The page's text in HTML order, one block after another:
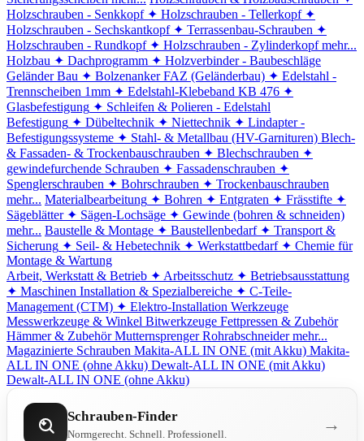
Holzschrauben - Senkkopf ✦ Holzschrauben - Tellerkopf ✦
Holzschrauben - Sechskantkopf ✦ Terrassenbau-Schrauben ✦
Holzschrauben - Rundkopf ✦ Holzschrauben - Zylinderkopf mehr...
Holzbau ✦ Dachprogramm ✦ Holzverbinder - Baubeschläge
Geländer Bau ✦ Bolzenanker FAZ (Geländerbau) ✦ Edelstahl -
Trennscheiben 1mm ✦ Edelstahl-Klebeband KB 476 ✦
Glasbefestigung ✦ Schleifen & Polieren - Edelstahl
Befestigung ✦ Dübeltechnik ✦ Niettechnik ✦ Lindapter -
Befestigungssysteme ✦ Stahl- & Metallbau (HV-Garnituren) Blech-
& Fassaden- & Trockenbauschrauben ✦ Blechschrauben ✦
gewindefurchende Schrauben ✦ Fassadenschrauben ✦
Spenglerschrauben ✦ Bohrschrauben ✦ Trockenbauschrauben
mehr... Materialbearbeitung ✦ Bohren ✦ Entgraten ✦ Frässtifte ✦
Sägeblätter ✦ Sägen-Lochsäge ✦ Gewinde (bohren & schneiden)
mehr... Baustelle & Montage ✦ Baustellenbedarf ✦ Transport &
Sicherung ✦ Seil- & Hebetechnik ✦ Werkstattbedarf ✦ Chemie für
Montage & Wartung
Arbeit, Werkstatt & Betrieb ✦ Arbeitsschutz ✦ Betriebsausstattung
✦ Maschinen Installation & Spezialbereiche ✦ C-Teile-
Management (CTM) ✦ Elektro-Installation Werkzeuge
Messwerkzeuge & Winkel Bitwerkzeuge Fettpressen & Zubehör
Hämmer & Zubehör Mutternsprenger Rohrabschneider mehr...
Magazinierte Schrauben Makita-ALL IN ONE (mit Akku) Makita-
ALL IN ONE (ohne Akku) Dewalt-ALL IN ONE (mit Akku)
Dewalt-ALL IN ONE (ohne Akku)
Schrauben-Finder
Normgerecht. Schnell. Professionell. →